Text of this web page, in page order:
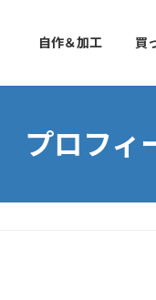
自作＆加工 買
プロフィ